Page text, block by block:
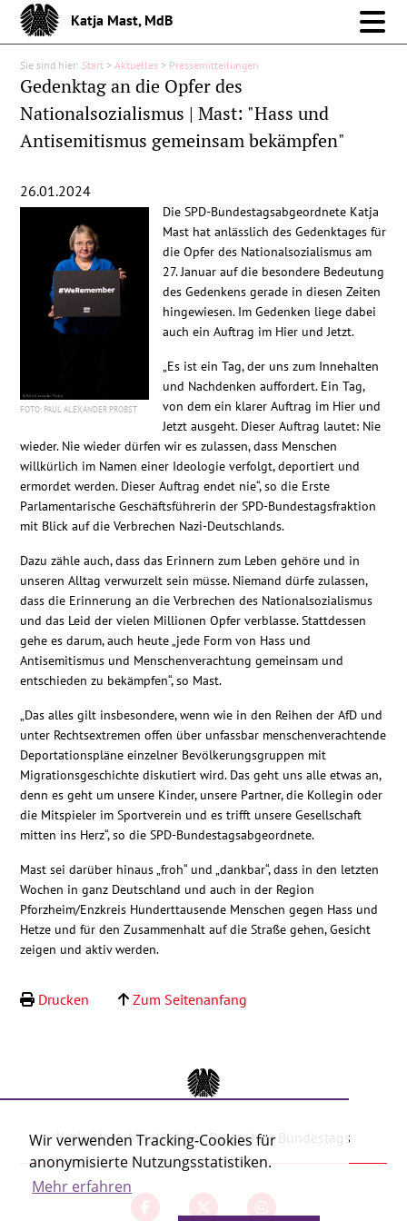
Wir verwenden Tracking-Cookies für
anonymisierte Nutzungsstatistiken.
Mehr erfahren
Katja Mast, MdB
Meine Arbeit im Bund
Meine Arbeit vor Ort
Aktuelles
Pressemitteilungen
Reden
Sie sind hier: Start > Aktuelles > Pressemitteilungen
Gedenktag an die Opfer des
Nationalsozialismus | Mast: "Hass und
Antisemitismus gemeinsam bekämpfen"
26.01.2024
PAUL ALEXANDER PROBST
Die SPD-Bundestagsabgeordnete Katja
Mast hat anlässlich des Gedenktages für
die Opfer des Nationalsozialismus am
27. Januar auf die besondere Bedeutung
des Gedenkens gerade in diesen Zeiten
hingewiesen. Im Gedenken liege dabei
auch ein Auftrag im Hier und Jetzt.
„Es ist ein Tag, der uns zum Innehalten
und Nachdenken auffordert. Ein Tag,
von dem ein klarer Auftrag im Hier und
Jetzt ausgeht. Dieser Auftrag lautet: Nie
wieder. Nie wieder dürfen wir es zulassen, dass Menschen
willkürlich im Namen einer Ideologie verfolgt, deportiert und
ermordet werden. Dieser Auftrag endet nie“, so die Erste
Parlamentarische Geschäftsführerin der SPD-Bundestagsfraktion
mit Blick auf die Verbrechen Nazi-Deutschlands.
Dazu zähle auch, dass das Erinnern zum Leben gehöre und in
unseren Alltag verwurzelt sein müsse. Niemand dürfe zulassen,
dass die Erinnerung an die Verbrechen des Nationalsozialismus
und das Leid der vielen Millionen Opfer verblasse. Stattdessen
gehe es darum, auch heute „jede Form von Hass und
Antisemitismus und Menschenverachtung gemeinsam und
entschieden zu bekämpfen“, so Mast.
„Das alles gilt insbesondere, wenn wie in den Reihen der AfD und
unter Rechtsextremen offen über unfassbar menschenverachtende
Deportationspläne einzelner Bevölkerungsgruppen mit
Migrationsgeschichte diskutiert wird. Das geht uns alle etwas an,
denn es geht um unsere Kinder, unsere Partner, die Kollegin oder
die Mitspieler im Sportverein und es trifft unsere Gesellschaft
mitten ins Herz“, so die SPD-Bundestagsabgeordnete.
Mast sei darüber hinaus „froh“ und „dankbar“, dass in den letzten
Wochen in ganz Deutschland und auch in der Region
Pforzheim/Enzkreis Hunderttausende Menschen gegen Hass und
Hetze und für den Zusammenhalt auf die Straße gehen, Gesicht
zeigen und aktiv werden.
Drucken Zum Seitenanfang
Katja Mast, Mitglied des Deutschen Bundestags